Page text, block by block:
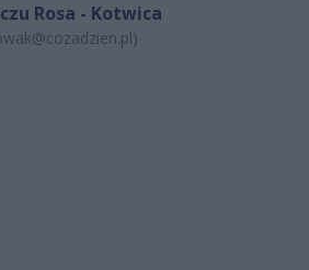
Rosa - Kotwica
)